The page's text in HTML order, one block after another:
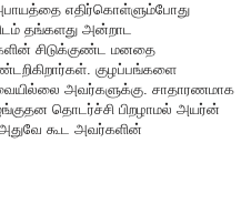
எதிர்கொள்ளும்போது
தங்களது அன்றாட
சிடுக்குண்ட மனதை
குழப்பங்களை
அவர்களுக்கு. சாதாரணமாக
தொடர்ச்சி பிறழாமல் அயர்ன்
கூட அவர்களின்